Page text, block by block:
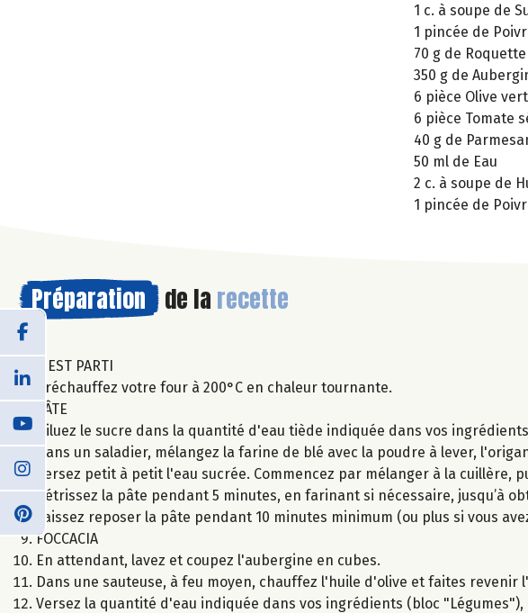
1 c. à soupe de
1 pincée de
70 g de Roquette
350 g de
6 pièce Olive
6 pièce Tomate
40 g de
50 ml de Eau
2 c. à soupe de
1 pincée de
Préparation de la recette
C'EST PARTI
Préchauffez votre four à 200°C en chaleur tournante.
PÂTE
Diluez le sucre dans la quantité d'eau tiède indiquée dans vos
Dans un saladier, mélangez la farine de blé avec la poudre à lever,
Versez petit à petit l'eau sucrée. Commencez par mélanger à la cuillère,
Pétrissez la pâte pendant 5 minutes, en farinant si nécessaire, jusqu’à
Laissez reposer la pâte pendant 10 minutes minimum (ou plus si vous
FOCCACIA
En attendant, lavez et coupez l'aubergine en cubes.
Dans une sauteuse, à feu moyen, chauffez l'huile d'olive et faites revenir
Versez la quantité d'eau indiquée dans vos ingrédients (bloc "Légumes"),